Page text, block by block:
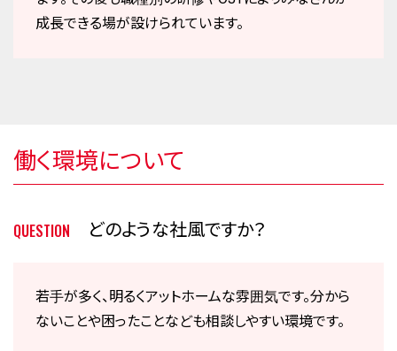
成長できる場が設けられています。
働く環境について
QUESTION どのような社風ですか？
若手が多く、明るくアットホームな雰囲気です。分から
ないことや困ったことなども相談しやすい環境です。